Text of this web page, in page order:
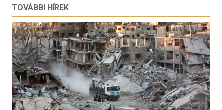
TOVÁBBI HÍREK